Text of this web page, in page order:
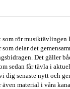
som rör musiktävlingen
delar det
Det gäller
sedan får tävla i
dig senaste nytt och
även material i våra